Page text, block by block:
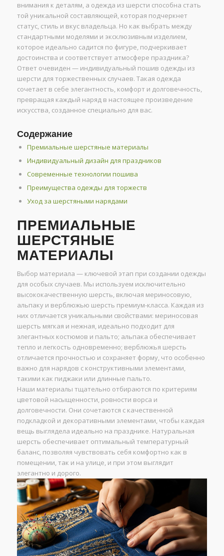
внимания к деталям, а одежда из шерсти способна стать
той уникальной составляющей, которая подчеркнет
статус, стиль и вкус владельца. Но как выбрать между
стандартными моделями и эксклюзивным изделием,
которое идеально садится по фигуре, подчеркивает
достоинства и соответствует атмосфере праздника?
Ответ очевиден — индивидуальный пошив одежды из
шерсти для торжественных случаев. Такая одежда
сочетает в себе элегантность, комфорт и долговечность,
превращая каждый наряд в настоящее произведение
искусства, созданное специально для вас.
Содержание
Премиальные шерстяные материалы
Индивидуальный дизайн для праздников
Современные технологии пошива
Преимущества одежды для торжеств
Уход за шерстяными нарядами
ПРЕМИАЛЬНЫЕ
ШЕРСТЯНЫЕ
МАТЕРИАЛЫ
Выбор материала — ключевой этап при создании одежды
для особых случаев. Мы используем исключительно
высококачественную шерсть, включая мериносовую,
альпаку и верблюжью шерсть премиум-класса. Каждая из
них отличается уникальными свойствами: мериносовая
шерсть мягкая и нежная, идеально подходит для
элегантных костюмов и пальто; альпака обеспечивает
тепло и легкость одновременно; верблюжья шерсть
отличается прочностью и сохраняет форму, что особенно
важно для нарядов с конструктивными элементами,
такими как пиджаки или длинные пальто.
Наши материалы тщательно отбираются по критериям
цветовой насыщенности, ровности ворса и
долговечности. Они сочетаются с качественной
подкладкой и декоративными элементами, чтобы каждая
вещь выглядела идеально на празднике. Натуральная
шерсть обеспечивает оптимальный температурный
баланс, позволяя чувствовать себя комфортно как в
помещении, так и на улице, и при этом выглядит
элегантно и дорого.